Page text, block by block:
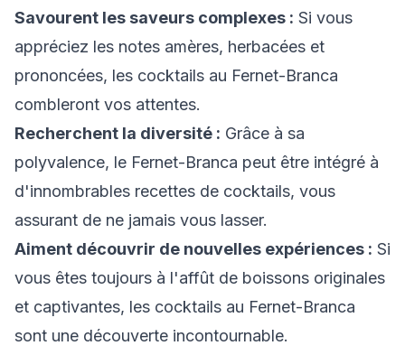
Savourent les saveurs complexes : Si vous
appréciez les notes amères, herbacées et
prononcées, les cocktails au Fernet-Branca
combleront vos attentes.
Recherchent la diversité : Grâce à sa
polyvalence, le Fernet-Branca peut être intégré à
d'innombrables recettes de cocktails, vous
assurant de ne jamais vous lasser.
Aiment découvrir de nouvelles expériences : Si
vous êtes toujours à l'affût de boissons originales
et captivantes, les cocktails au Fernet-Branca
sont une découverte incontournable.